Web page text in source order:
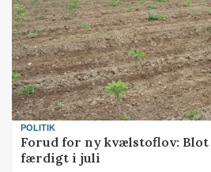
POLITIK
Forud for ny kvælstoflov:
færdigt i juli